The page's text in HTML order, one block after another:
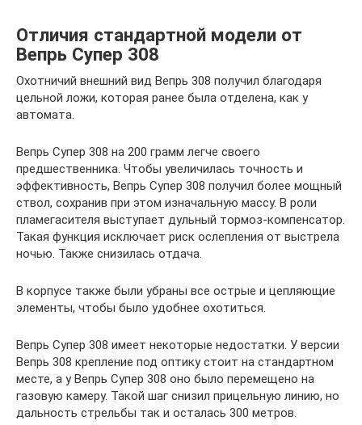
Отличия стандартной модели от
Вепрь Супер 308
Охотничий внешний вид Вепрь 308 получил благодаря
цельной ложи, которая ранее была отделена, как у
автомата.
Вепрь Супер 308 на 200 грамм легче своего
предшественника. Чтобы увеличилась точность и
эффективность, Вепрь Супер 308 получил более мощный
ствол, сохранив при этом изначальную массу. В роли
пламегасителя выступает дульный тормоз-компенсатор.
Такая функция исключает риск ослепления от выстрела
ночью. Также снизилась отдача.
В корпусе также были убраны все острые и цепляющие
элементы, чтобы было удобнее охотиться.
Вепрь Супер 308 имеет некоторые недостатки. У версии
Вепрь 308 крепление под оптику стоит на стандартном
месте, а у Вепрь Супер 308 оно было перемещено на
газовую камеру. Такой шаг снизил прицельную линию, но
дальность стрельбы так и осталась 300 метров.